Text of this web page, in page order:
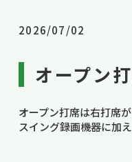
2026/07/02
オープン
オープン打席は右打席
スイング録画機器に加え